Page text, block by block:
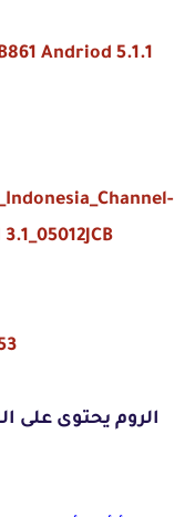
Andriod 5.1.1
الروم يحتوى على